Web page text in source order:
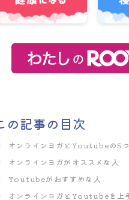
の記事の目次
オンラインヨガとYoutubeの5
オンラインヨガがオススメな人
Youtubeがおすすめな人
オンラインヨガとYoutubeを上